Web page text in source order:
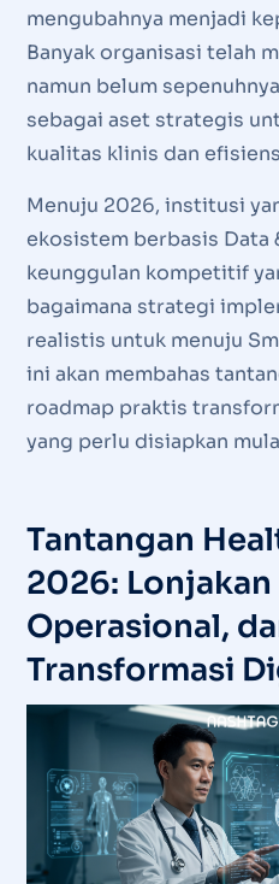
mengubahnya menjadi
Banyak organisasi telah
namun belum
sebagai aset strategis
kualitas klinis dan
Menuju 2026, institusi
ekosistem berbasis Data
keunggulan kompetitif
bagaimana strategi
realistis untuk menuju
ini akan membahas
roadmap praktis
yang perlu disiapkan
Tantangan
2026: Lonjakan
Operasional,
Transformasi